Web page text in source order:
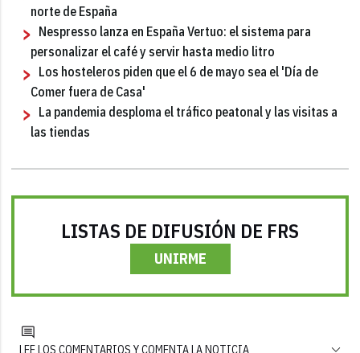
norte de España
Nespresso lanza en España Vertuo: el sistema para
personalizar el café y servir hasta medio litro
Los hosteleros piden que el 6 de mayo sea el 'Día de
Comer fuera de Casa'
La pandemia desploma el tráfico peatonal y las visitas a
las tiendas
LISTAS DE DIFUSIÓN DE FRS
UNIRME
LEE LOS COMENTARIOS Y COMENTA LA NOTICIA